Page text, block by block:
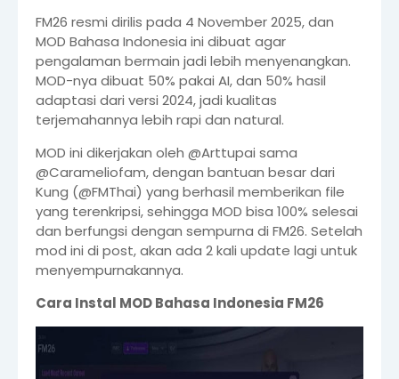
FM26 resmi dirilis pada 4 November 2025, dan
MOD Bahasa Indonesia ini dibuat agar
pengalaman bermain jadi lebih menyenangkan.
MOD-nya dibuat 50% pakai AI, dan 50% hasil
adaptasi dari versi 2024, jadi kualitas
terjemahannya lebih rapi dan natural.
MOD ini dikerjakan oleh @Arttupai sama
@Carameliofam, dengan bantuan besar dari
Kung (@FMThai) yang berhasil memberikan file
yang terenkripsi, sehingga MOD bisa 100% selesai
dan berfungsi dengan sempurna di FM26. Setelah
mod ini di post, akan ada 2 kali update lagi untuk
menyempurnakannya.
Cara Instal MOD Bahasa Indonesia FM26